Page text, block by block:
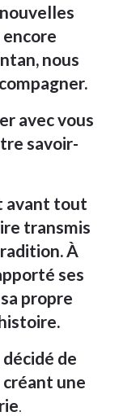
encore
nous
avec vous
savoir-
avant tout
transmis
À
ses
propre
décidé de
une